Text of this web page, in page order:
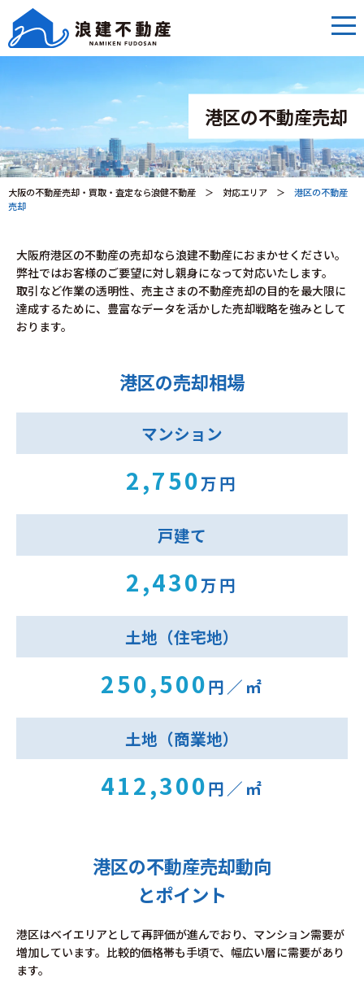
港区の不動産売却
大阪の不動産売却・買取・査定なら浪健不動産 ＞ 対応エリア ＞ 港区の不動産
売却
大阪府港区の不動産の売却なら浪建不動産におまかせください。
弊社ではお客様のご要望に対し親身になって対応いたします。
取引など作業の透明性、売主さまの不動産売却の目的を最大限に
達成するために、豊富なデータを活かした売却戦略を強みとして
おります。
港区の売却相場
マンション
2,750万円
戸建て
2,430万円
土地（住宅地）
250,500円／㎡
土地（商業地）
412,300円／㎡
港区の不動産売却動向
とポイント
港区はベイエリアとして再評価が進んでおり、マンション需要が
増加しています。比較的価格帯も手頃で、幅広い層に需要があり
ます。